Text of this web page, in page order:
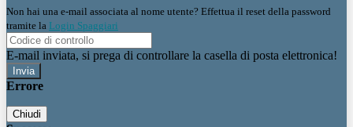
Non hai una e-mail associata al nome utente? Effettua il reset della password
tramite la Login Spaggiari
E-mail inviata, si prega di controllare la casella di posta elettronica!
Errore
Chiudi